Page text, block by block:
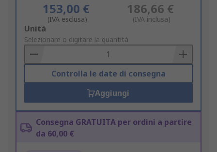
153,00 €
(IVA esclusa)
186,66 €
(IVA inclusa)
Add
to
Basket
Unità
Selezionare o digitare la quantità
Controlla le date di consegna
Aggiungi
Consegna GRATUITA per ordini a partire
da 60,00 €